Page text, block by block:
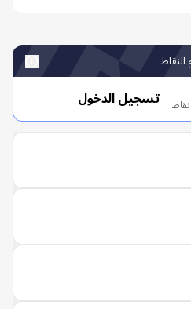
تسجيل الدخول